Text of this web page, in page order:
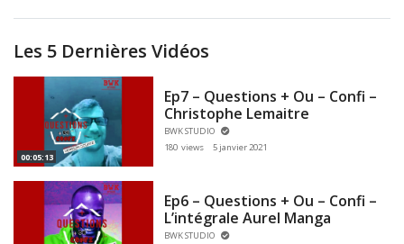
Les 5 Dernières Vidéos
00:05:13
Ep7 – Questions + Ou – Confi –
Christophe Lemaitre
BWK STUDIO
180 views
5 janvier 2021
Ep6 – Questions + Ou – Confi –
L’intégrale Aurel Manga
BWK STUDIO